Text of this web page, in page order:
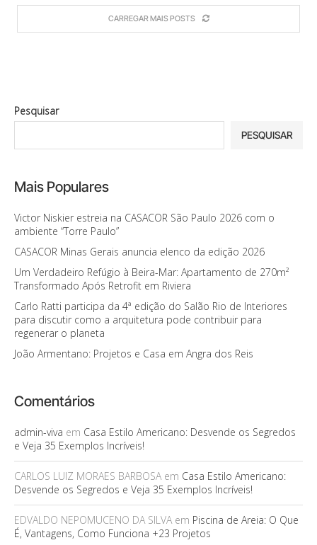
CARREGAR MAIS POSTS
Pesquisar
PESQUISAR
Mais Populares
Victor Niskier estreia na CASACOR São Paulo 2026 com o
ambiente “Torre Paulo”
CASACOR Minas Gerais anuncia elenco da edição 2026
Um Verdadeiro Refúgio à Beira-Mar: Apartamento de 270m²
Transformado Após Retrofit em Riviera
Carlo Ratti participa da 4ª edição do Salão Rio de Interiores
para discutir como a arquitetura pode contribuir para
regenerar o planeta
João Armentano: Projetos e Casa em Angra dos Reis
Comentários
admin-viva em Casa Estilo Americano: Desvende os Segredos
e Veja 35 Exemplos Incríveis!
CARLOS LUIZ MORAES BARBOSAem Casa Estilo Americano:
Desvende os Segredos e Veja 35 Exemplos Incríveis!
EDVALDO NEPOMUCENO DA SILVAem Piscina de Areia: O Que
É, Vantagens, Como Funciona +23 Projetos